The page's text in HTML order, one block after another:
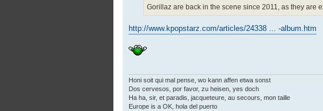
Gorillaz are back in the scene since 2011, as they are
http://www.kpopstarz.com/articles/24338 ... -album.htm
Honi soit qui mal pense, wo kann affen etwa sonst
Dos cervesos, por favor, zu heisen, yes doch
Ha ha, sir, et paradis, jacqueteure, au secours, mon taille
Europe is a OK, hola del puerto